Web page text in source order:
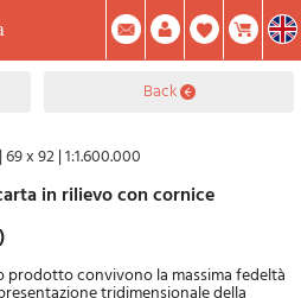
Cart
Summary
Account Mod. Password
back
|69 x 92|1:1.600.000
in rilievo con cornice
prodotto convivono la massima fedeltà